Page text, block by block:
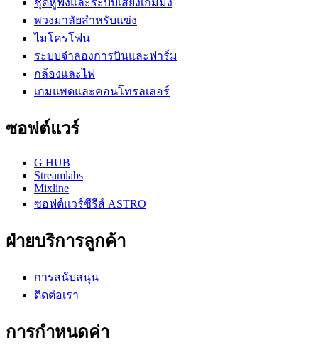
พวงมาลัยสำหรับแข่ง
ไมโครโฟน
ระบบจำลองการบินและฟาร์ม
กล้องและไฟ
เกมแพดและคอนโทรลเลอร์
ซอฟต์แวร์
G HUB
Streamlabs
Mixline
ซอฟต์แวร์ซีรีส์ ASTRO
ฝ่ายบริการลูกค้า
การสนับสนุน
ติดต่อเรา
การกำหนดค่า